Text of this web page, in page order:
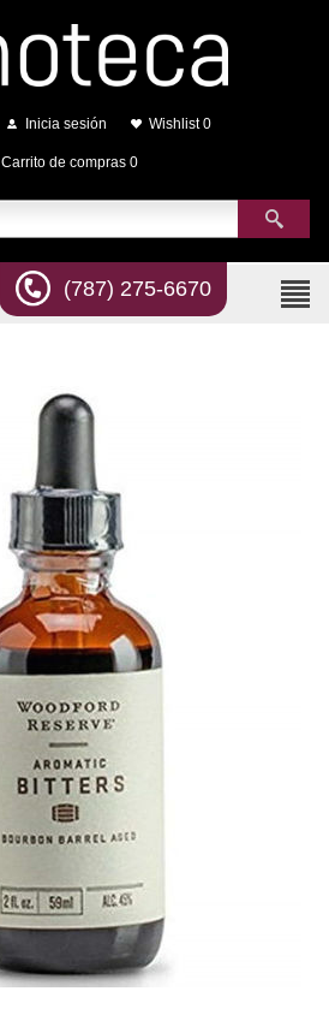
Inicia sesión Wishlist 0
Carrito de compras 0
(787) 275-6670